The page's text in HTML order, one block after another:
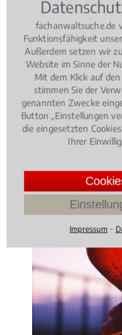
Flensburger
Fahrerlaubnis kann
Vielzahl von
Bewertungen)
Verkehrsrecht,
Alkohol am
drohen!
fachanwaltsuche.de
Funktionsfähigkeit
Außerdem setzen wir
Website im Sinne der
Mit dem Klick auf den
stimmen Sie der
genannten Zwecke
Button „Einstellungen
die eingesetzten
Ihrer
Impressum ⁃